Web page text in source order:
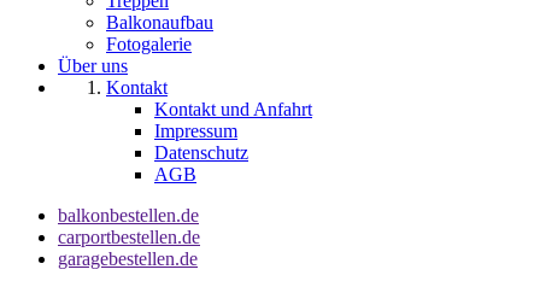
Balkonaufbau
Fotogalerie
Über uns
Kontakt
Kontakt und Anfahrt
Impressum
Datenschutz
AGB
balkonbestellen.de
carportbestellen.de
garagebestellen.de